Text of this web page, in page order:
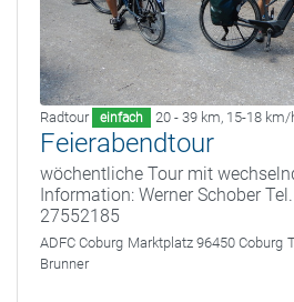
Radtour einfach 20 - 39 km, 15-18 km/
Feierabendtour
wöchentliche Tour mit
Information: Werner Schober
27552185
ADFC Coburg Marktplatz 96450 Coburg
Brunner